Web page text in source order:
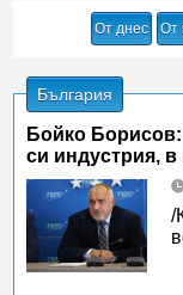
От днес От
България
Бойко
си индустрия,
/